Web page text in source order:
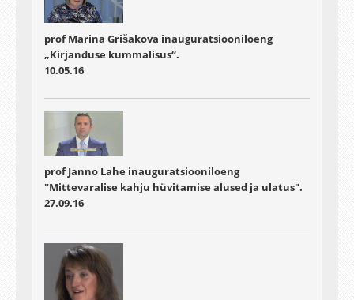
prof Marina Grišakova inauguratsiooniloeng
„Kirjanduse kummalisus“.
10.05.16
prof Janno Lahe inauguratsiooniloeng
"Mittevaralise kahju hüvitamise alused ja ulatus".
27.09.16